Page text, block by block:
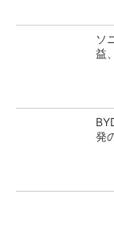
ソ
益
発